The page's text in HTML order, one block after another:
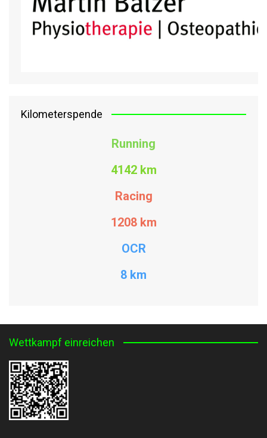
Kilometerspende
Running
4142 km
Racing
1208 km
OCR
8 km
Wettkampf einreichen